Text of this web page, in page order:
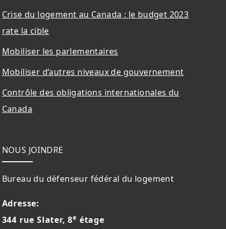
Crise du logement au Canada : le budget 2023
rate la cible
Mobiliser les parlementaires
Mobiliser d’autres niveaux de gouvernement
Contrôle des obligations internationales du
Canada
NOUS JOINDRE
Bureau du défenseur fédéral du logement
Adresse:
344 rue Slater, 8e étage